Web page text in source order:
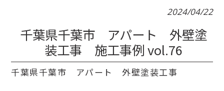
2024/04/22
千葉県千葉市 アパート 外壁塗
装工事 施工事例 vol.76
千葉県千葉市 アパート 外壁塗装工事